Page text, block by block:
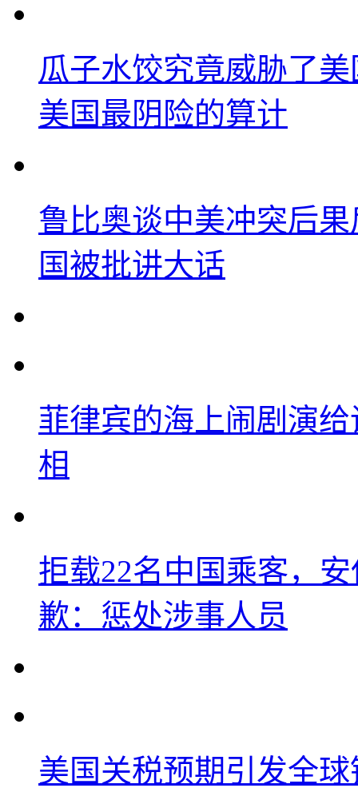
瓜子水饺究竟威胁了
美国最阴险的算计
鲁比奥谈中美冲突后
国被批讲大话
菲律宾的海上闹剧演
相
拒载22名中国乘客，
歉：惩处涉事人员
美国关税预期引发全